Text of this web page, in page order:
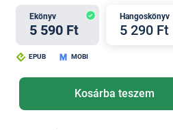
Ekönyv
5 590 Ft
Hangoskönyv
5 290 Ft
EPUB MOBI
Kosárba teszem